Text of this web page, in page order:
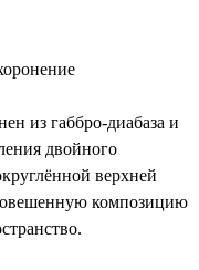
из габбро-диабаза и
двойного
верхней
композицию